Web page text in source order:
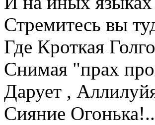
Стремитесь вы
Где Кроткая
Снимая "прах
Дарует ,
Сияние